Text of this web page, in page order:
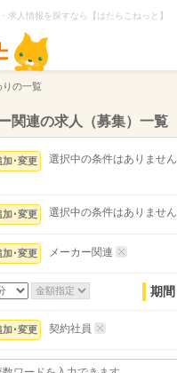
求人情報を探すなら【はたらこねっと】
りの一覧
関連の求人（募集）一覧
加･変更 選択中の条件はありません
加･変更 選択中の条件はありません
加･変更 メーカー関連
期間
加･変更 契約社員